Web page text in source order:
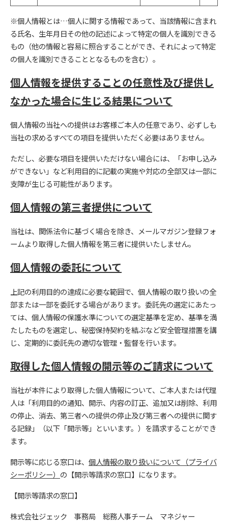
※個人情報とは…個人に関する情報であって、当該情報に含まれ
る氏名、生年月日その他の記述によって特定の個人を識別できる
もの（他の情報と容易に照合することができ、それによって特定
の個人を識別できることとなるものを含む）。
個人情報を提供することの任意性及び提供し
なかった場合に生じる結果について
個人情報の当社への提供はお客様ご本人の任意であり、必ずしも
当社の求めるすべての項目を提供いただく必要はありません。
ただし、必要な項目を提供いただけない場合には、「お申し込み
ができない」など利用目的に記載の実施や対応の全部又は一部に
支障が生じる可能性があります。
個人情報の第三者提供について
当社は、関係法令に基づく場合を除き、メールマガジン登録フォ
ームより取得した個人情報を第三者に提供いたしません。
個人情報の委託について
上記の利用目的の達成に必要な範囲で、個人情報の取り扱いの全
部または一部を委託する場合があります。委託先の選定にあたっ
ては、個人情報の保護水準についての選定基準を定め、基準を満
たしたものを選定し、秘密保持契約を結ぶなど安全管理措置を講
じ、定期的に委託先の適切な管理・監督を行います。
取得した個人情報の開示等のご請求について
当社が本件により取得した個人情報について、ご本人または代理
人は「利用目的の通知、開示、内容の訂正、追加又は削除、利用
の停止、消去、第三者への提供の停止及び第三者への提供に関す
る記録」（以下「開示等」といいます。）を請求することができ
ます。
開示等に応じる窓口は、 個人情報の取り扱いについて（プライバ
シーポリシー） の【開示等請求の窓口】になります。
【開示等請求の窓口】
株式会社ジェック 事務局 総務人事チーム マネジャー